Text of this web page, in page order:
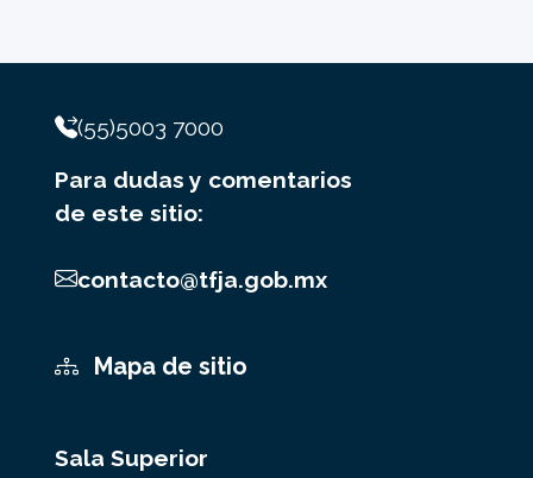
(55)5003 7000
Para dudas y comentarios
de este sitio:
contacto@tfja.gob.mx
Mapa de sitio
Sala Superior